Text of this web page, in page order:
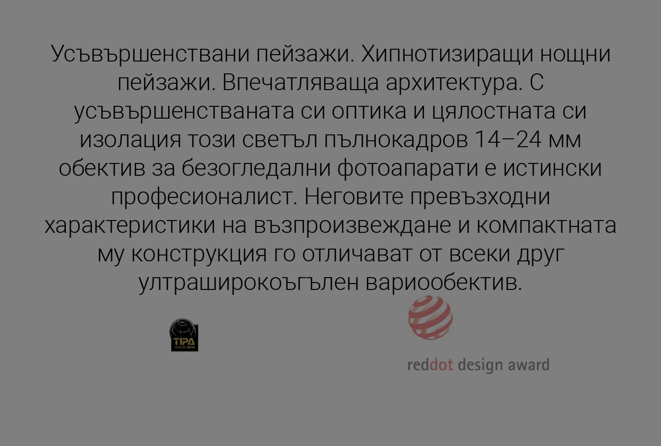
Усъвършенствани пейзажи. Хипнотизиращи нощни
пейзажи. Впечатляваща архитектура. С
усъвършенстваната си оптика и цялостната си
изолация този светъл пълнокадров 14–24 мм
обектив за безогледални фотоапарати е истински
професионалист. Неговите превъзходни
характеристики на възпроизвеждане и компактната
му конструкция го отличават от всеки друг
ултраширокоъгълен вариообектив.